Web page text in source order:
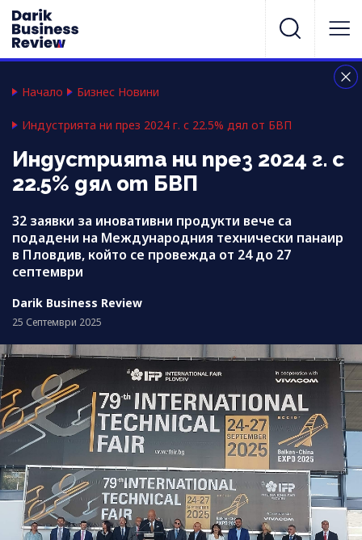
Начало Бизнес Новини
Индустрията ни през 2024 г. с 22.5% дял от БВП
Индустрията ни през 2024 г. с
22.5% дял от БВП
32 заявки за иновативни продукти вече са
подадени на Международния технически панаир
в Пловдив, който се провежда от 24 до 27
септември
Darik Business Review
25 Септември 2025